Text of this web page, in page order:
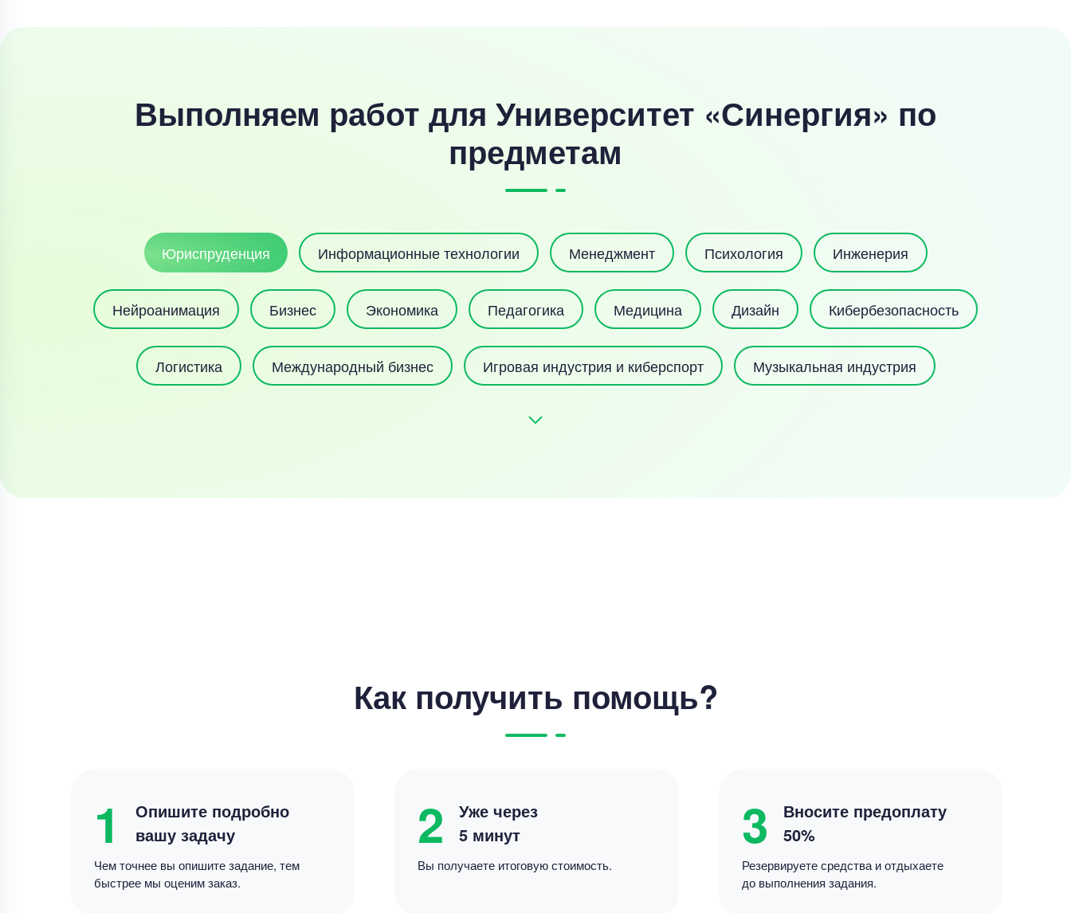
Выполняем работ для Университет «Синергия» по
предметам
Юриспруденция Информационные технологии Менеджмент Психология Инженерия
Нейроанимация Бизнес Экономика Педагогика Медицина Дизайн Кибербезопасность
Логистика Международный бизнес Игровая индустрия и киберспорт Музыкальная индустрия
Реклама
Технологическое предпринимательство E-commerce Искусственный интеллект
Как получить помощь?
1
Опишите подробно
вашу задачу
Чем точнее вы опишите задание, тем
быстрее мы оценим заказ.
2
Уже через
5 минут
Вы получаете итоговую стоимость.
3
Вносите предоплату
50%
Резервируете средстваи отдыхаете
до выполнения задания.